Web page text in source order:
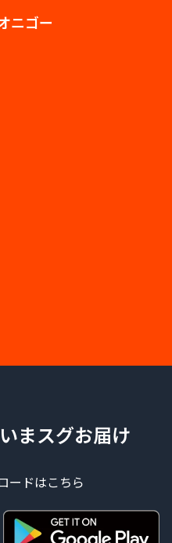
ニゴー
まスグお届け
ードはこちら